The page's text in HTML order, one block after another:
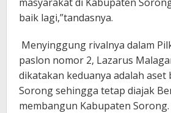
baik lagi,”tandasnya.
Menyinggung rivalnya dalam
paslon nomor 2, Lazarus
dikatakan keduanya adalah aset
Sorong sehingga tetap diajak
membangun Kabupaten Sorong.